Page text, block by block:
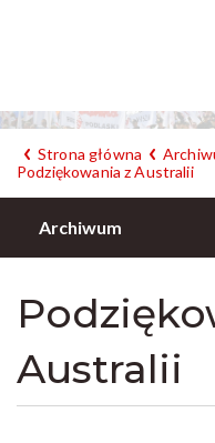
Strona główna
Podziękowania z Australii
Archiwum
Australii